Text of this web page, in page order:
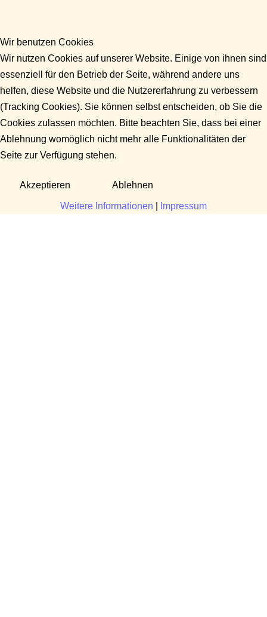
Wir benutzen Cookies
Wir nutzen Cookies auf unserer Website. Einige von ihnen sind
essenziell für den Betrieb der Seite, während andere uns
helfen, diese Website und die Nutzererfahrung zu verbessern
(Tracking Cookies). Sie können selbst entscheiden, ob Sie die
Cookies zulassen möchten. Bitte beachten Sie, dass bei einer
Ablehnung womöglich nicht mehr alle Funktionalitäten der
Seite zur Verfügung stehen.
Akzeptieren Ablehnen
Weitere Informationen Impressum